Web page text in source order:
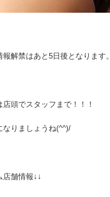
解禁はあと5日後となります。
頭でスタッフまで！！！
なりましょうね(^^)/
店舗情報↓↓